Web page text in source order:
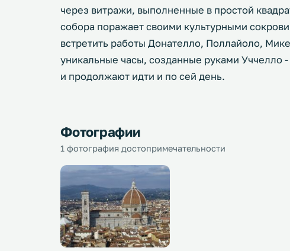
через витражи, выполненные в простой
собора поражает своими культурными
встретить работы Донателло, Поллайоло,
уникальные часы, созданные руками Уччелло
и продолжают идти и по сей день.
Фотографии
1 фотография достопримечательности